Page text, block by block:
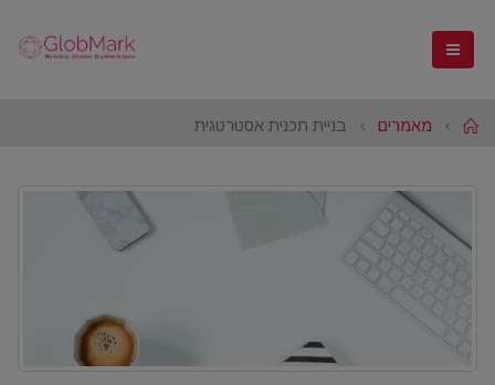
Home
מאמרים בניית תכנית אסטרטגית